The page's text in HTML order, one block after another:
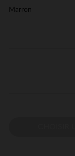
Marron